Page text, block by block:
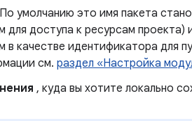
умолчанию это имя пакета
для доступа к ресурсам
в качестве идентификатора для
см. раздел «Настройка
, куда вы хотите локально